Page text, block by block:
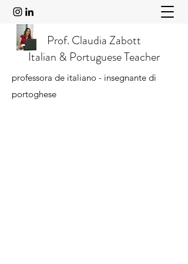
Prof. Claudia Zabott
Italian & Portuguese Teacher
professora de italiano - insegnante di
portoghese